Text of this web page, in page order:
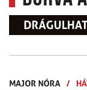
MAJOR NÓRA /